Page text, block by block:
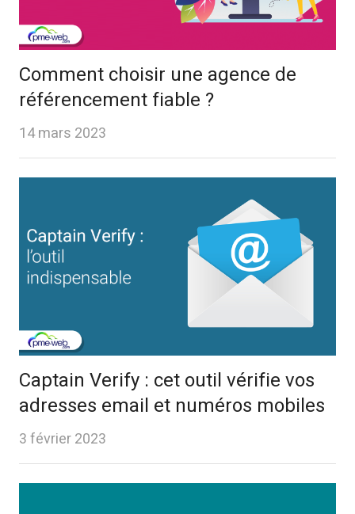
Comment choisir une agence de
référencement fiable ?
14 mars 2023
Captain Verify : cet outil vérifie vos
adresses email et numéros mobiles
3 février 2023